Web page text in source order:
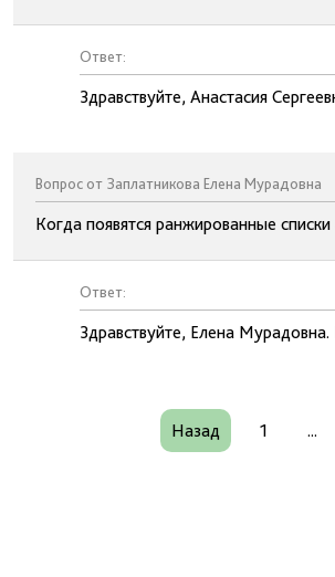
Ответ:
Здравствуйте, Анастасия
Вопрос от Заплатникова Елена Мурадовна
Когда появятся ранжированные
Ответ:
Здравствуйте, Елена
Назад 1 ...